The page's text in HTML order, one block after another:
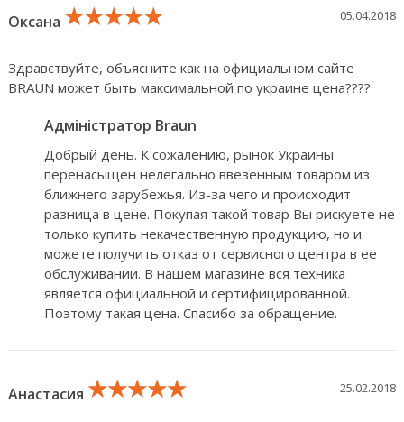
Оксана ★★★★★
★★★★★
★★★★★ 05.04.2018
Здравствуйте, объясните как на официальном сайте
BRAUN может быть максимальной по украине цена????
Адміністратор Braun
Добрый день. К сожалению, рынок Украины
перенасыщен нелегально ввезенным товаром из
ближнего зарубежья. Из-за чего и происходит
разница в цене. Покупая такой товар Вы рискуете не
только купить некачественную продукцию, но и
можете получить отказ от сервисного центра в ее
обслуживании. В нашем магазине вся техника
является официальной и сертифицированной.
Поэтому такая цена. Спасибо за обращение.
Анастасия ★★★★★
★★★★★
★★★★★ 25.02.2018